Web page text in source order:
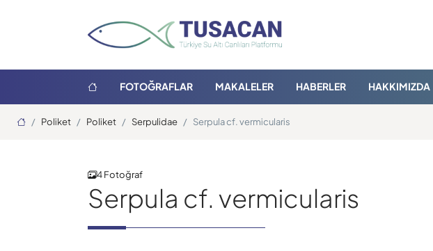
FOTOĞRAFLAR MAKALELER HABERLER HAKKIMIZDA
Ana Sayfa
Poliket Poliket Serpulidae Serpula cf. vermicularis
4 Fotoğraf
Serpula cf. vermicularis